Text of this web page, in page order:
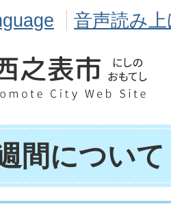
音声読み
間について